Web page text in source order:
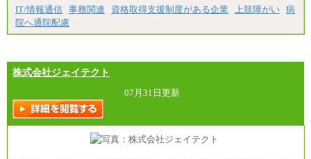
IT/情報通信 事務関連 資格取得支援制度がある企業 上肢障がい 病
院へ通院配慮
株式会社ジェイテクト
07月31日更新